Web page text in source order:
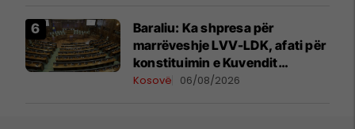
Baraliu: Ka shpresa për
marrëveshje LVV-LDK, afati për
konstituimin e Kuvendit
përfundon më 7 gusht
Kosovë 06/08/2026